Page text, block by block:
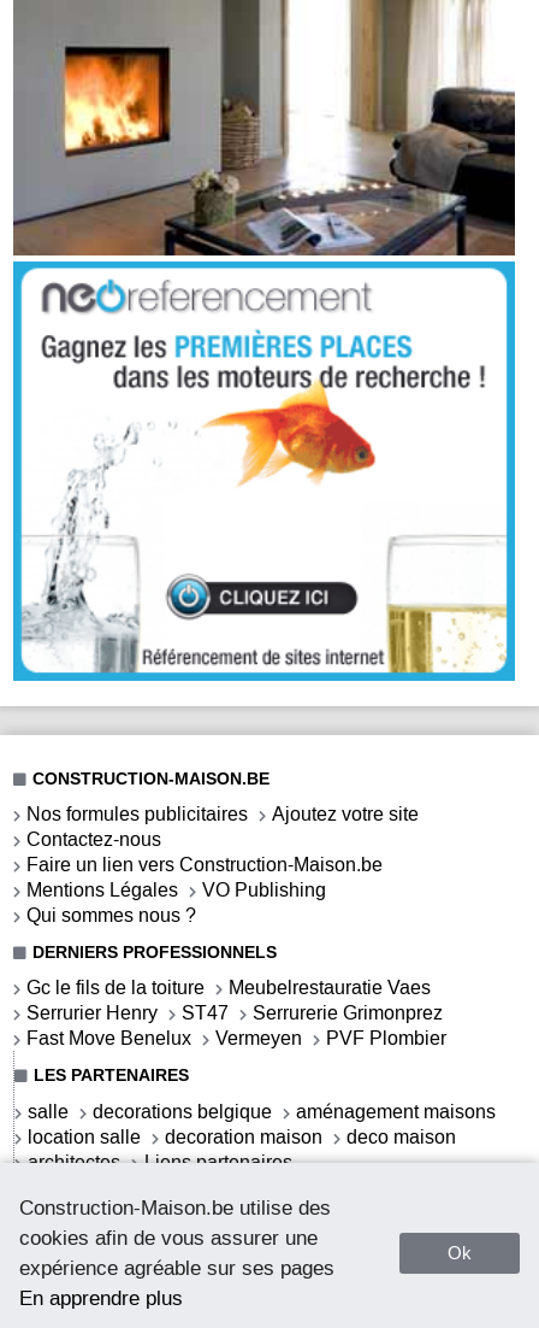
Construction-Maison.be utilise des
cookies afin de vous assurer une
expérience agréable sur ses pages
En apprendre plus
Ok
CONSTRUCTION-MAISON.BE
Nos formules publicitaires
Ajoutez votre site
Contactez-nous
Faire un lien vers Construction-Maison.be
Mentions Légales
VO Publishing
Qui sommes nous ?
DERNIERS PROFESSIONNELS
Gc le fils de la toiture
Meubelrestauratie Vaes
Serrurier Henry
ST47
Serrurerie Grimonprez
Fast Move Benelux
Vermeyen PVF Plombier
LES PARTENAIRES
salle decorations belgique
aménagement maisons
location salle
decoration maison
deco maison
architectes
Liens partenaires
LES ACTUALITÉS
S'offrir une salle de bains contemporaine
La salle de bains contemporaine
La salle de bains cottage
Webdeco.be - deco addicted
Comment débloquer un coffre-fort sans clé